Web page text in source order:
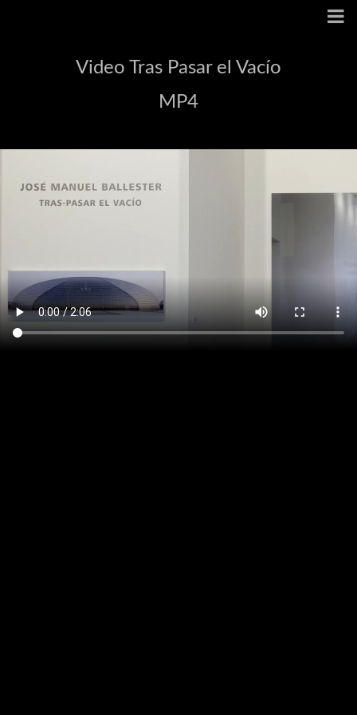
Video Tras Pasar el Vacío
MP4